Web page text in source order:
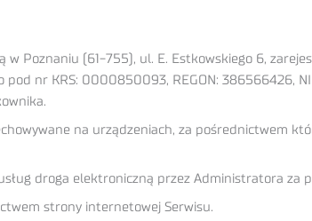
Poznaniu (61-755), ul. E. Estkowskiego 6,
nr KRS: 0000850093, REGON: 386566426,
na urządzeniach, za pośrednictwem
droga elektroniczną przez Administratora za
strony internetowej Serwisu.